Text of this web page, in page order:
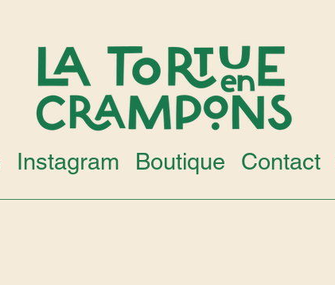
Instagram Boutique Contact